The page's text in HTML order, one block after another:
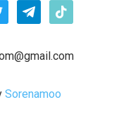
telegramtiktok
Sorenamoo